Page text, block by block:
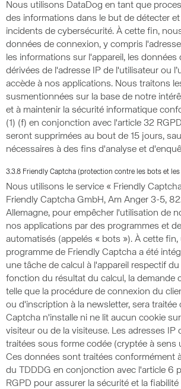
Nous utilisons DataDog en tant que
des informations dans le but de détecter
incidents de cybersécurité. À cette fin,
données de connexion, y compris
les informations sur l'appareil, les données
dérivées de l'adresse IP de l'utilisateur ou
accède à nos applications. Nous traitons
susmentionnées sur la base de notre
et à maintenir la sécurité informatique
(1) (f) en conjonction avec l'article 32
seront supprimées au bout de 15 jours,
nécessaires à des fins d'analyse et
3.3.8 Friendly Captcha (protection contre les bots et les
Nous utilisons le service « Friendly
Friendly Captcha GmbH, Am Anger 3-5,
Allemagne, pour empêcher l'utilisation de
nos applications par des programmes et
automatisés (appelés « bots »). À cette
programme de Friendly Captcha a été
une tâche de calcul à l'appareil respectif du
fonction du résultat du calcul, la demande
telle que la procédure de connexion du
ou d'inscription à la newsletter, sera traitée
Captcha n'installe ni ne lit aucun cookie
visiteur ou de la visiteuse. Les adresses IP
traitées sous forme codée (cryptée à sens
Ces données sont traitées conformément
du TDDDG en conjonction avec l'article 6
RGPD pour assurer la sécurité et la